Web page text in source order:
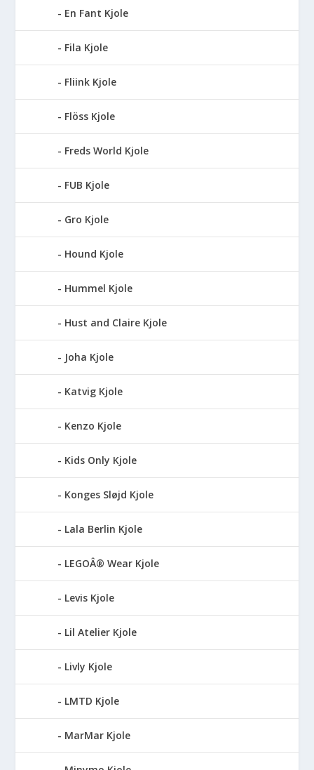
En Fant Kjole
Fila Kjole
Fliink Kjole
Flöss Kjole
Freds World Kjole
FUB Kjole
Gro Kjole
Hound Kjole
Hummel Kjole
Hust and Claire Kjole
Joha Kjole
Katvig Kjole
Kenzo Kjole
Kids Only Kjole
Konges Sløjd Kjole
Lala Berlin Kjole
LEGOÂ® Wear Kjole
Levis Kjole
Lil Atelier Kjole
Livly Kjole
LMTD Kjole
MarMar Kjole